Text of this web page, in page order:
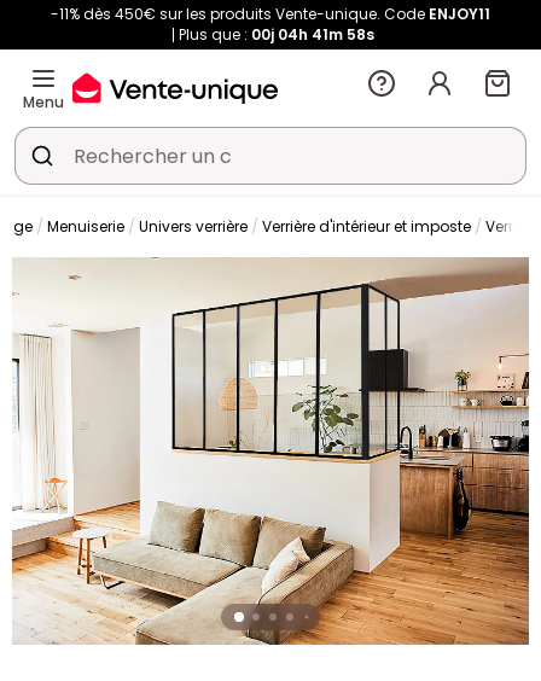
-11% dès 450€ sur les produits Vente-unique. Code ENJOY11
Plus que : 00j 04h 41m 58s
Menu
Menuiserie Univers verrière Verrière d'intérieur et imposte Verrière